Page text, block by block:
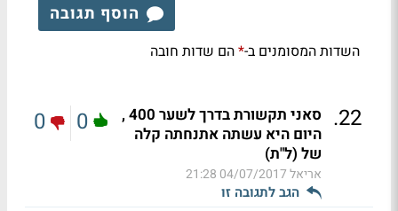
הוסף תגובה
השדות המסומנים ב-*הם שדות חובה
22
.
סאני תקשורת בדרך לשער 400 ,
היום היא עשתה אתנחתה קלה
של (ל"ת)
אריאל04/07/2017 21:28
הגב לתגובה זו
0
0